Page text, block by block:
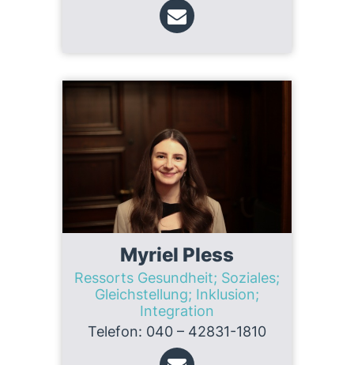
Myriel Pless
Ressorts Gesundheit; Soziales;
Gleichstellung; Inklusion;
Integration
Telefon: 040 – 42831-1810